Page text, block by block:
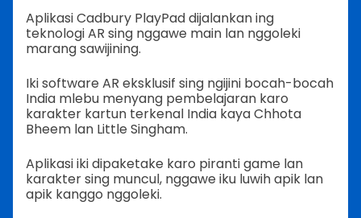
Aplikasi Cadbury PlayPad dijalankan ing
teknologi AR sing nggawe main lan nggoleki
marang sawijining.
Iki software AR eksklusif sing ngijini bocah-bocah
India mlebu menyang pembelajaran karo
karakter kartun terkenal India kaya Chhota
Bheem lan Little Singham.
Aplikasi iki dipaketake karo piranti game lan
karakter sing muncul, nggawe iku luwih apik lan
apik kanggo nggoleki.